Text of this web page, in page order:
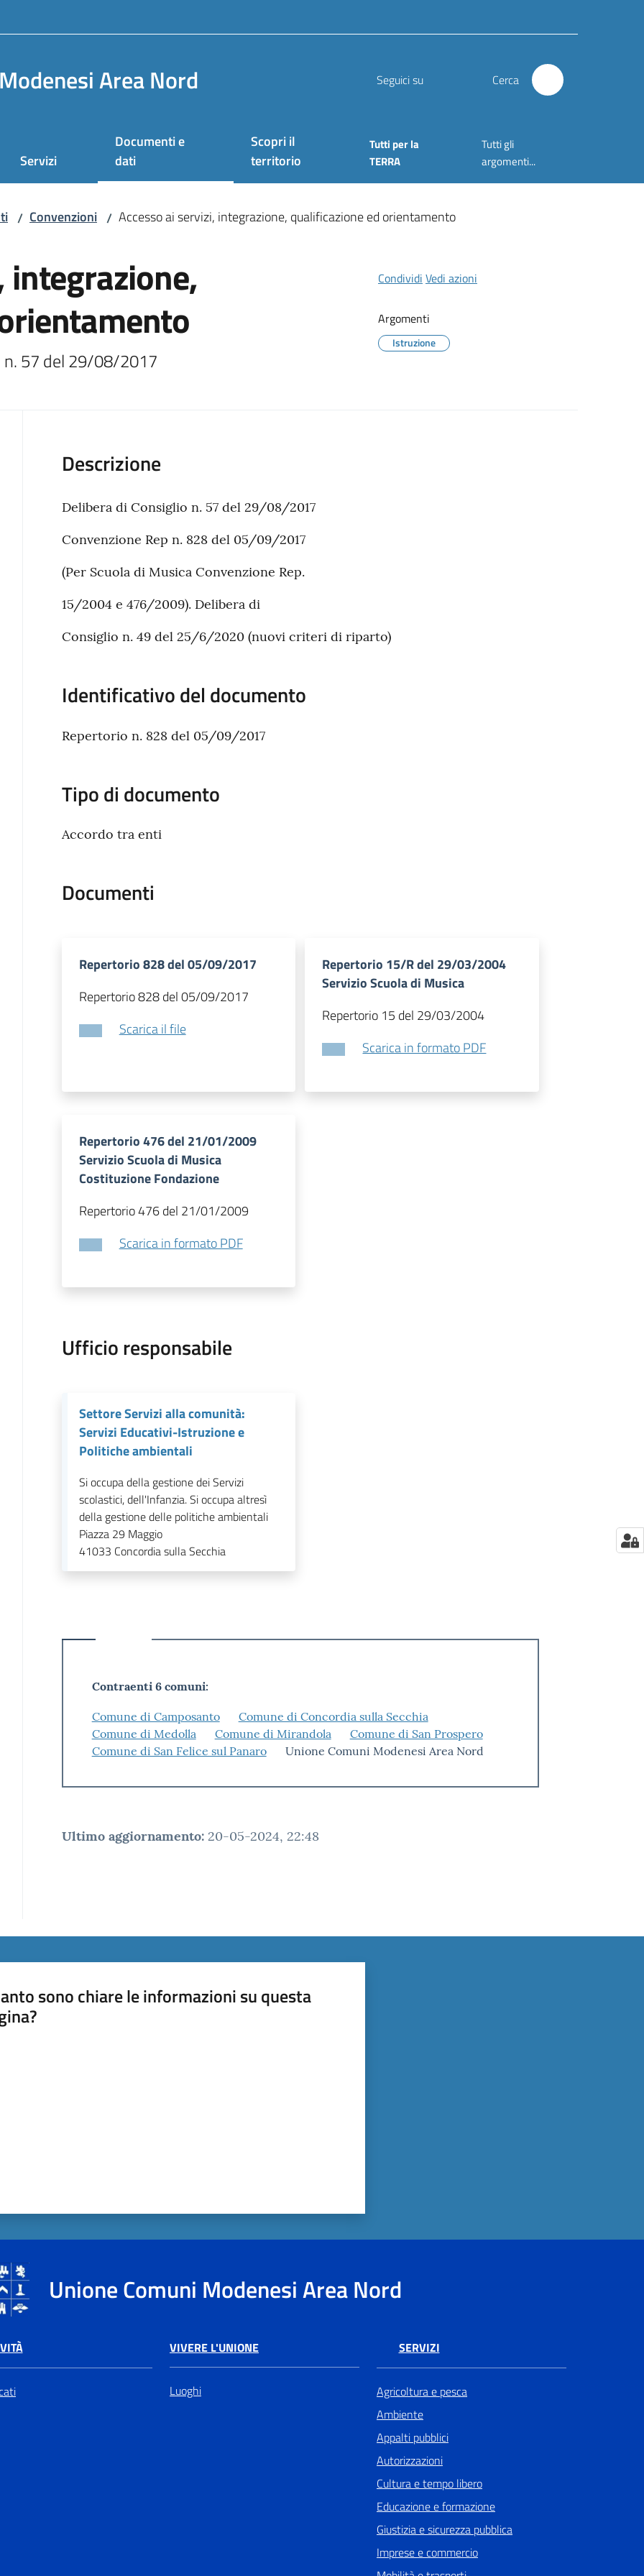
Area Nord Seguici su Cerca
Servizi
Documenti e
dati
Scopri il
territorio
Tutti per la
TERRA
Tutti gli
argomenti...
/ Convenzioni / Accesso ai servizi, integrazione, qualificazione ed orientamento
integrazione,
n. 57 del 29/08/2017
Condividi Vedi azioni
Argomenti
Istruzione
Descrizione
Delibera di Consiglio n. 57 del 29/08/2017
Convenzione Rep n. 828 del 05/09/2017
(Per Scuola di Musica Convenzione Rep.
15/2004 e 476/2009). Delibera di
Consiglio n. 49 del 25/6/2020 (nuovi criteri di riparto)
Identificativo del documento
Repertorio n. 828 del 05/09/2017
Tipo di documento
Accordo tra enti
Documenti
Repertorio 828 del 05/09/2017
Repertorio 828 del 05/09/2017
Scarica il file
Repertorio 15/R del 29/03/2004
Servizio Scuola di Musica
Repertorio 15 del 29/03/2004
Scarica in formato PDF
Repertorio 476 del 21/01/2009
Servizio Scuola di Musica
Costituzione Fondazione
Repertorio 476 del 21/01/2009
Scarica in formato PDF
Ufficio responsabile
Settore Servizi alla comunità:
Servizi Educativi-Istruzione e
Politiche ambientali
Si occupa della gestione dei Servizi
scolastici, dell'Infanzia. Si occupa altresì
della gestione delle politiche ambientali
Piazza 29 Maggio
41033 Concordia sulla Secchia
Contraenti 6 comuni:
Comune di Camposanto
Comune di Concordia sulla Secchia
Comune di Medolla
Comune di Mirandola
Comune di San Prospero
Comune di San Felice sul Panaro
Unione Comuni Modenesi Area Nord
Ultimo aggiornamento: 20-05-2024, 22:48
sono chiare le informazioni su questa
Unione Comuni Modenesi Area Nord
VIVERE L'UNIONE
Luoghi
SERVIZI
Agricoltura e pesca
Ambiente
Appalti pubblici
Autorizzazioni
Cultura e tempo libero
Educazione e formazione
Giustizia e sicurezza pubblica
Imprese e commercio